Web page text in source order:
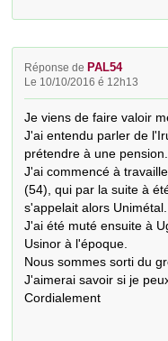
Réponse de PAL54
Le 10/10/2016 é 12h13
Je viens de faire valoir
J'ai entendu parler de
prétendre à une pension.
J'ai commencé à
(54), qui par la suite à
s'appelait alors Unimétal.
J'ai été muté ensuite à
Usinor à l'époque.
Nous sommes sorti du
J'aimerai savoir si je
Cordialement